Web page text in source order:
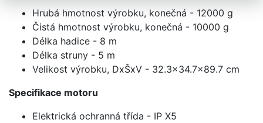
Hrubá hmotnost výrobku, konečná - 12000 g
Čistá hmotnost výrobku, konečná - 10000 g
Délka hadice - 8 m
Délka struny - 5 m
Velikost výrobku, DxŠxV - 32.3x34.7x89.7 cm
Specifikace motoru
Elektrická ochranná třída - IP X5